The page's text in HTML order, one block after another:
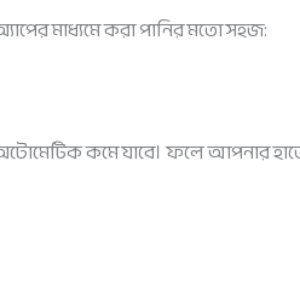
মাধ্যমে করা পানির মতো সহজ:
কমে যাবে। ফলে আপনার